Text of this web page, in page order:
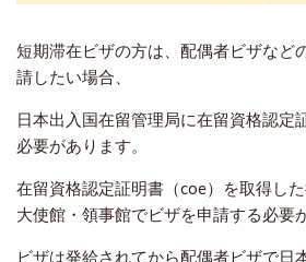
短期滞在ビザの方は、配偶者ビザなど
請したい場合、
日本出入国在留管理局に在留資格認定
必要があります。
在留資格認定証明書（coe）を取得し
大使館・領事館でビザを申請する必要
ビザは発給されてから配偶者ビザで日